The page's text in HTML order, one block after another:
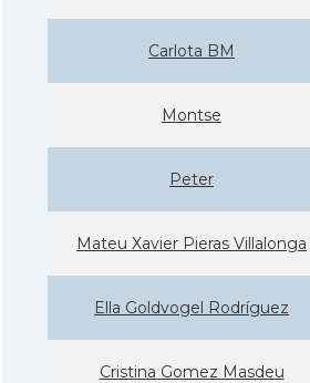
Carlota BM
Montse
Peter
Mateu Xavier Pieras Villalonga
Ella Goldvogel Rodrí­guez
Cristina Gomez Masdeu